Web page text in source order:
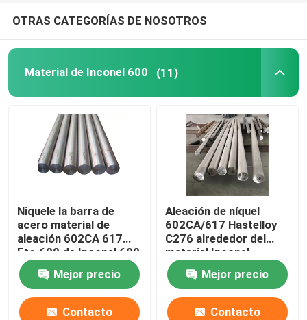
Bisagra de correa de servicio pesado
Cierre de puerta del remolque del camión
OTRAS CATEGORÍAS DE NOSOTROS
Material de Inconel 600 (11)
Niquele la barra de
acero material de
aleación 602CA 617
Etc.600 de Inconel 600
601 30 C276
Mejor precio
Contacto
Aleación de níquel
602CA/617 Hastelloy
C276 alrededor del
material Inconel
600/601 del acero con
18% de níquel, 7% de
cobalto y 5% de
molibdeno de la barra
Mejor precio
Contacto